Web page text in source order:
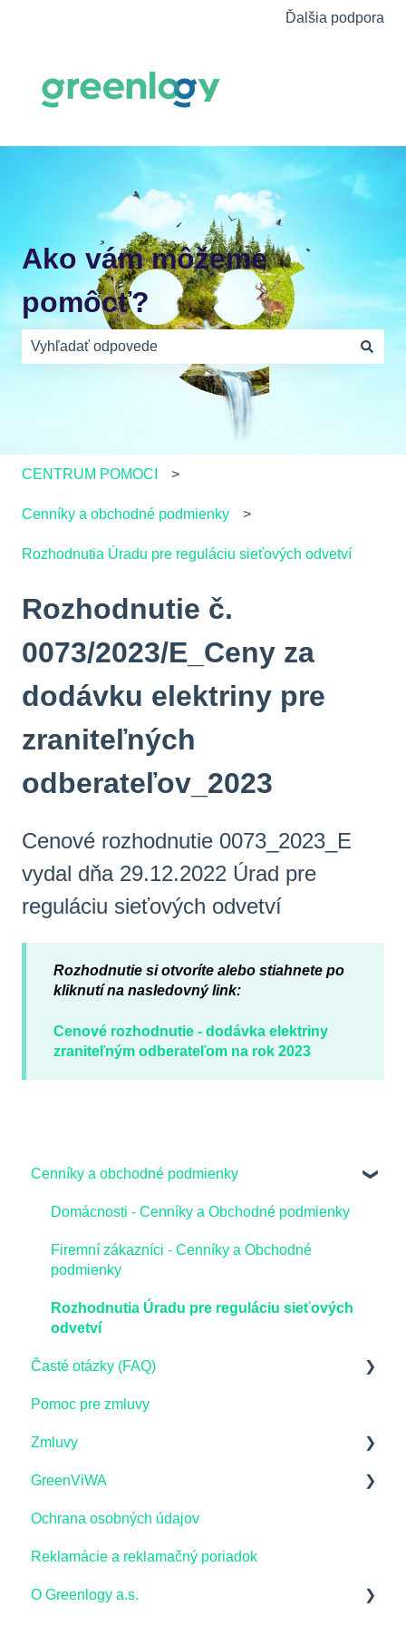
Ďalšia podpora
Ako vám môžeme
pomôcť?
Neexistujú žiadne návrhy, pretože je pole vyhľadávania
CENTRUM POMOCI
Cenníky a obchodné podmienky
Rozhodnutia Úradu pre reguláciu sieťových odvetví
Rozhodnutie č.
0073/2023/E_Ceny za
dodávku elektriny pre
zraniteľných
odberateľov_2023
Cenové rozhodnutie 0073_2023_E
vydal dňa 29.12.2022 Úrad pre
reguláciu sieťových odvetví
Rozhodnutie si otvoríte alebo stiahnete po
kliknutí na nasledovný link:
Cenové rozhodnutie - dodávka elektriny
zraniteľným odberateľom na rok 2023
Cenníky a obchodné podmienky
Domácnosti - Cenníky a Obchodné podmienky
Firemní zákazníci - Cenníky a Obchodné
podmienky
Rozhodnutia Úradu pre reguláciu sieťových
odvetví
Časté otázky (FAQ)
Virtuálna batéria
Vysvetlenie fakturácie pre domácnosti
GreenShare
Elektromobilita
Distribučné poplatky
Zelená elektrina
Pomoc pre zmluvy
Zmluvy
Zmluvy pre domácnosti_dodávka elektriny a
GreenViWA
Obchodné podmienky Green ViWA
Obchodné podmienky GreenCar v rámci služby
Ochrana osobných údajov
Reklamácie a reklamačný poriadok
O Greenlogy a.s.